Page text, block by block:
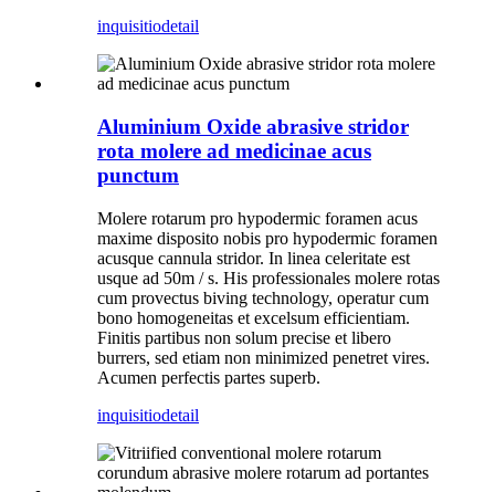
inquisitiodetail
Aluminium Oxide abrasive stridor
rota molere ad medicinae acus
punctum
Molere rotarum pro hypodermic foramen acus
maxime disposito nobis pro hypodermic foramen
acusque cannula stridor. In linea celeritate est
usque ad 50m / s. His professionales molere rotas
cum provectus biving technology, operatur cum
bono homogeneitas et excelsum efficientiam.
Finitis partibus non solum precise et libero
burrers, sed etiam non minimized penetret vires.
Acumen perfectis partes superb.
inquisitiodetail